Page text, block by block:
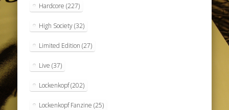
Hardcore (227)
High Society(32)
Limited Edition (27)
Live (37)
Lockenkopf(202)
Lockenkopf Fanzine (25)